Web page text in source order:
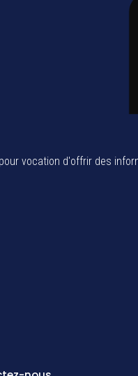
vocation d'offrir des